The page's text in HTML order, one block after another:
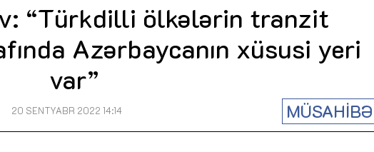
“Türkdilli ölkələrin tranzit
Azərbaycanın xüsusi yeri
var”
MÜSAHİBƏ
20 SENTYABR 2022 14:14